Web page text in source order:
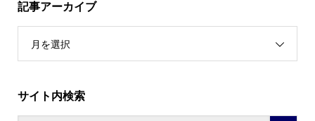
記事アーカイブ
月を選択
サイト内検索